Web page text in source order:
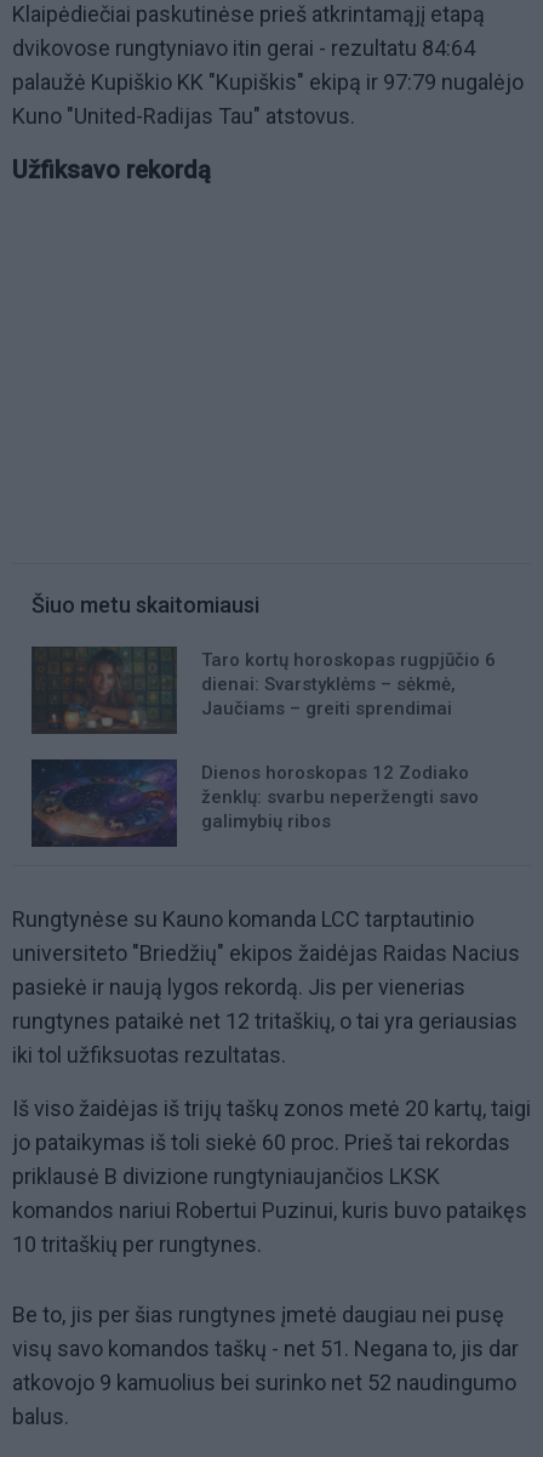
Klaipėdiečiai paskutinėse prieš atkrintamąjį etapą
dvikovose rungtyniavo itin gerai - rezultatu 84:64
palaužė Kupiškio KK "Kupiškis" ekipą ir 97:79 nugalėjo
Kuno "United-Radijas Tau" atstovus.
Užfiksavo rekordą
Šiuo metu skaitomiausi
Taro kortų horoskopas rugpjūčio 6
dienai: Svarstyklėms – sėkmė,
Jaučiams – greiti sprendimai
Dienos horoskopas 12 Zodiako
ženklų: svarbu neperžengti savo
galimybių ribos
Rungtynėse su Kauno komanda LCC tarptautinio
universiteto "Briedžių" ekipos žaidėjas Raidas Nacius
pasiekė ir naują lygos rekordą. Jis per vienerias
rungtynes pataikė net 12 tritaškių, o tai yra geriausias
iki tol užfiksuotas rezultatas.
Iš viso žaidėjas iš trijų taškų zonos metė 20 kartų, taigi
jo pataikymas iš toli siekė 60 proc. Prieš tai rekordas
priklausė B divizione rungtyniaujančios LKSK
komandos nariui Robertui Puzinui, kuris buvo pataikęs
10 tritaškių per rungtynes.
Be to, jis per šias rungtynes įmetė daugiau nei pusę
visų savo komandos taškų - net 51. Negana to, jis dar
atkovojo 9 kamuolius bei surinko net 52 naudingumo
balus.